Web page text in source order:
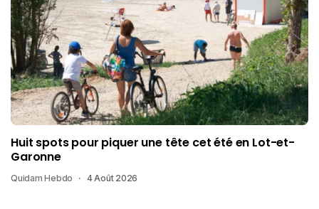
Huit spots pour piquer une tête cet été en Lot-et-
Garonne
Quidam Hebdo 4 Août 2026